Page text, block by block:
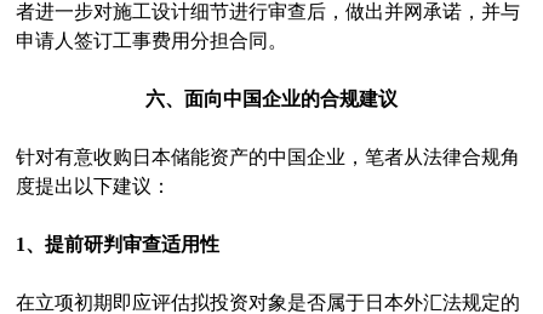
者进一步对施工设计细节进行审查后，做出并网承诺，并与
申请人签订工事费用分担合同。
六、面向中国企业的合规建议
针对有意收购日本储能资产的中国企业，笔者从法律合规角
度提出以下建议：
1、提前研判审查适用性
在立项初期即应评估拟投资对象是否属于日本外汇法规定的